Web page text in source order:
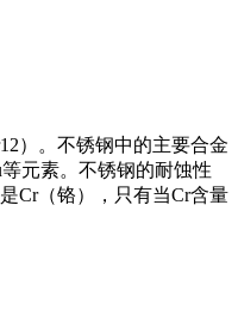
）。不锈钢中的主要合金
元素。不锈钢的耐蚀性
Cr（铬），只有当Cr含量